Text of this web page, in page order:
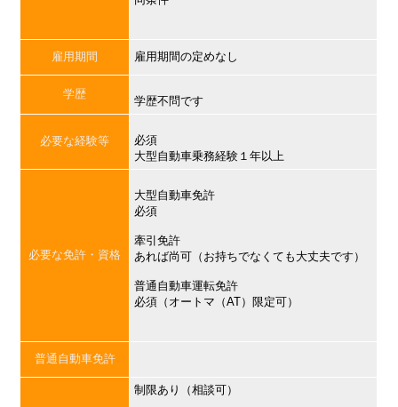
雇用期間 雇用期間の定めなし
学歴
学歴不問です
必要な経験等
必須
大型自動車乗務経験１年以上
必要な免許・資格
大型自動車免許
必須
牽引免許
あれば尚可（お持ちでなくても大丈夫です）
普通自動車運転免許
必須（オートマ（AT）限定可）
普通自動車免許
制限あり（相談可）